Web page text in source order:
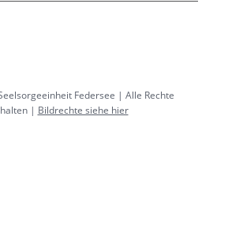
Federsee | Alle Rechte
| Bildrechte siehe hier